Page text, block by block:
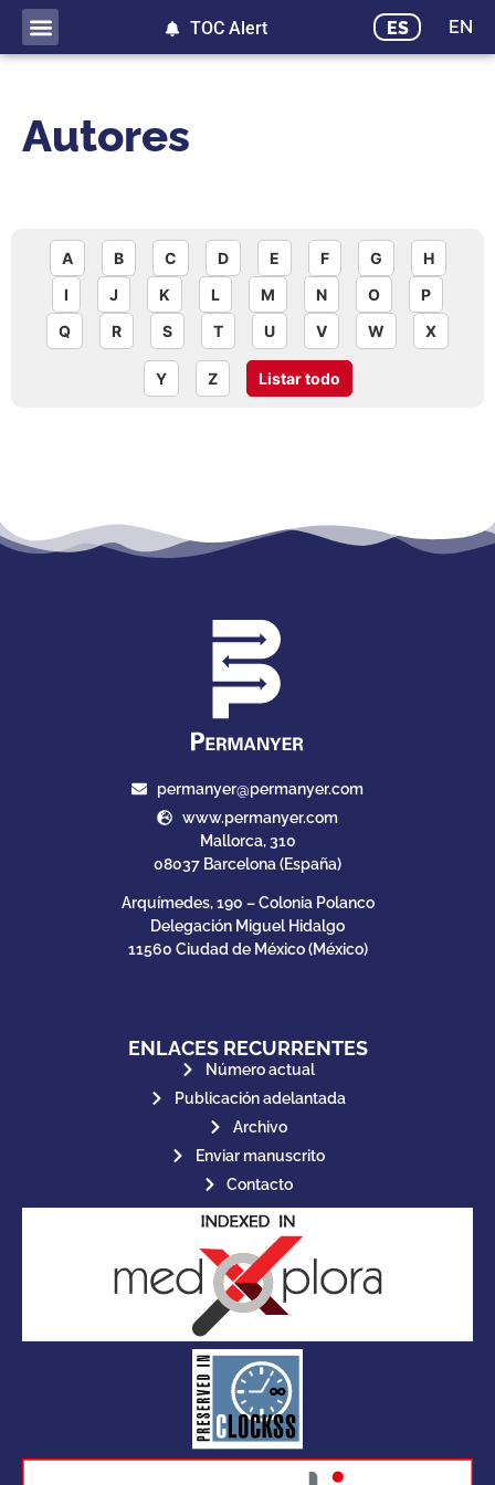
ES EN
TOC Alert
Autores
A B C D E F G
H
I
J K L M N O
P
Q
R S T U V W X
Y Z Listar todo
permanyer@permanyer.com
www.permanyer.com
Mallorca, 310
08037 Barcelona (España)
Arquímedes, 190 – Colonia Polanco
Delegación Miguel Hidalgo
11560 Ciudad de México (México)
ENLACES RECURRENTES
Número actual
Publicación adelantada
Archivo
Enviar manuscrito
Contacto
CLOCKSS is a dak archive that
ensures the long-term survival
of web-based scholary
publications, governed by and
for its stakeholders.